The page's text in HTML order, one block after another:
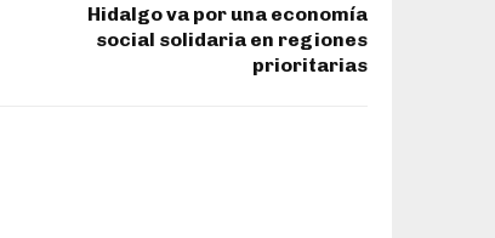
Hidalgo va por una economía
social solidaria en regiones
prioritarias